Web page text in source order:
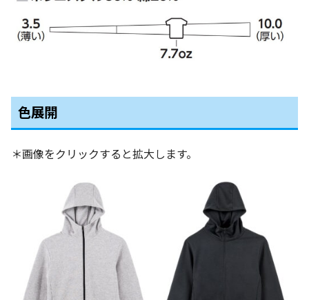
色展開
＊画像をクリックすると拡大します。